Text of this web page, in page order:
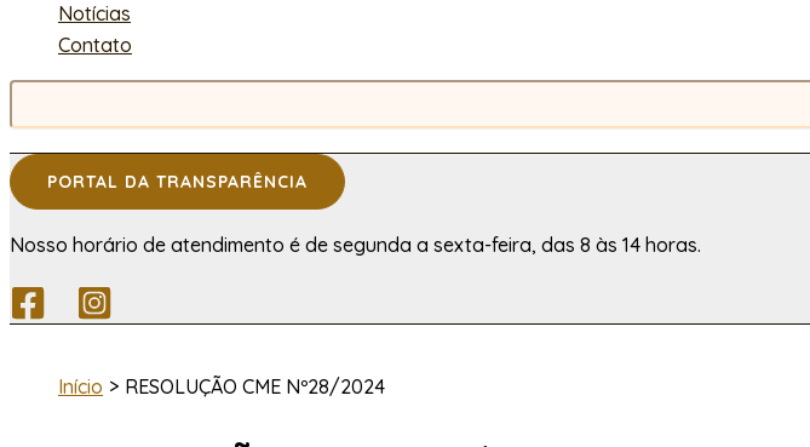
Notícias
Contato
Pesquisar
PORTAL DA TRANSPARÊNCIA
Nosso horário de atendimento é de segunda a sexta-feira, das 8 às 14 horas.
Início RESOLUÇÃO CME Nº28/2024